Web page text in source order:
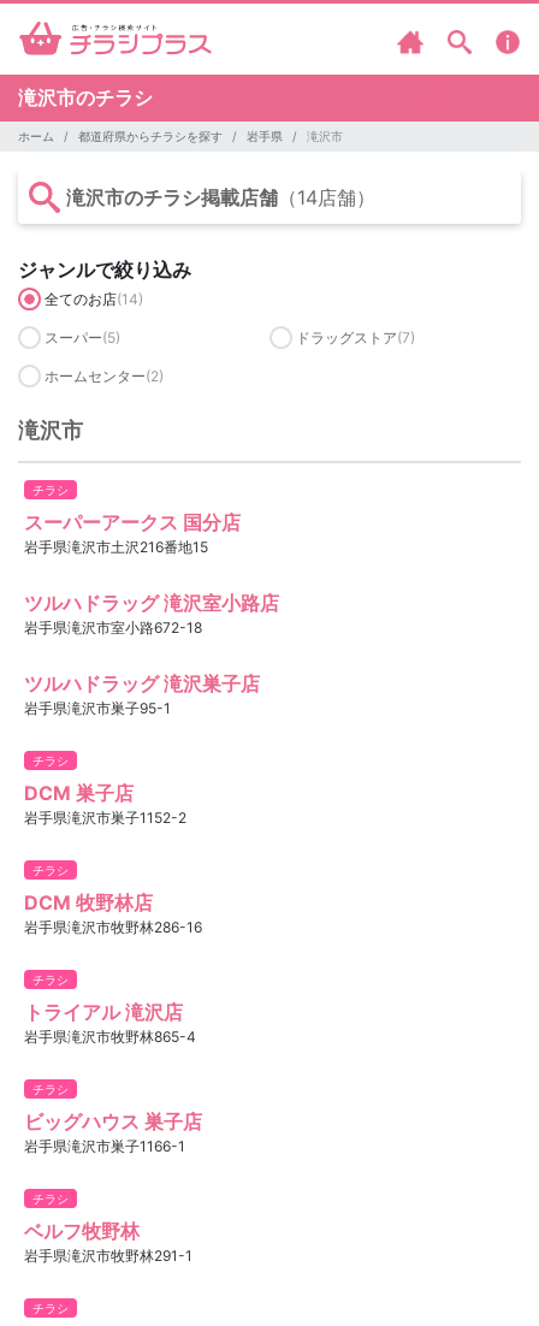
滝沢市のチラシ
ホーム 都道府県からチラシを探す 岩手県 滝沢市
滝沢市のチラシ掲載店舗 （14店舗）
ジャンルで絞り込み
全てのお店(14)
スーパー(5) ドラッグストア(7)
ホームセンター(2)
滝沢市
チラシ
スーパーアークス 国分店
岩手県滝沢市土沢216番地15
ツルハドラッグ 滝沢室小路店
岩手県滝沢市室小路672-18
ツルハドラッグ 滝沢巣子店
岩手県滝沢市巣子95-1
チラシ
DCM 巣子店
岩手県滝沢市巣子1152-2
チラシ
DCM 牧野林店
岩手県滝沢市牧野林286-16
チラシ
トライアル 滝沢店
岩手県滝沢市牧野林865-4
チラシ
ビッグハウス 巣子店
岩手県滝沢市巣子1166-1
チラシ
ベルフ牧野林
岩手県滝沢市牧野林291-1
チラシ